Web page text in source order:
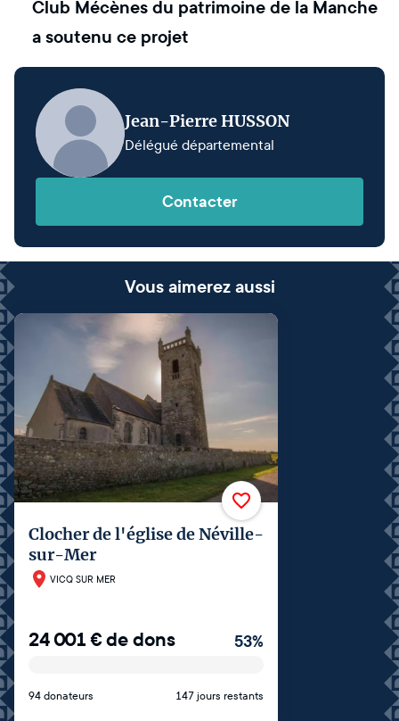
Club Mécènes du patrimoine de la Manche
a soutenu ce projet
Jean-Pierre HUSSON
Délégué départemental
Contacter
Vous aimerez aussi
Clocher de l'église de Néville-
sur-Mer
VICQ SUR MER
24 001€de dons 53%
94 donateurs 147 jours restants